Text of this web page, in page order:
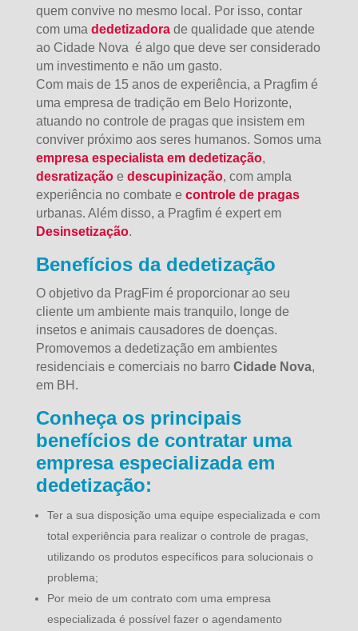
quem convive no mesmo local. Por isso, contar
com uma dedetizadorade qualidade que atende
ao Cidade Nova é algo que deve ser considerado
um investimento e não um gasto.
Com mais de 15 anos de experiência, a Pragfim é
uma empresa de tradição em Belo Horizonte,
atuando no controle de pragas que insistem em
conviver próximo aos seres humanos. Somos uma
empresa especialista em dedetização,
desratizaçãoe descupinização, com ampla
experiência no combate e controle de pragas
urbanas. Além disso, a Pragfim é expert em
Desinsetização.
Benefícios da dedetização
O objetivo da PragFim é proporcionar ao seu
cliente um ambiente mais tranquilo, longe de
insetos e animais causadores de doenças.
Promovemos a dedetização em ambientes
residenciais e comerciais no barro Cidade Nova,
em BH.
Conheça os principais
benefícios de contratar uma
empresa especializada em
dedetização:
Ter a sua disposição uma equipe especializada e com
total experiência para realizar o controle de pragas,
utilizando os produtos específicos para solucionais o
problema;
Por meio de um contrato com uma empresa
especializada é possível fazer o agendamento